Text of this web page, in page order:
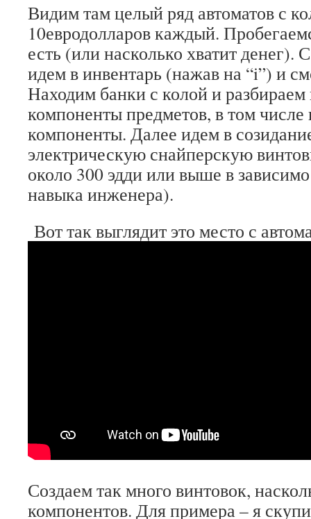
Видим там целый ряд автоматов с
10евродолларов каждый.
есть (или насколько хватит денег).
идем в инвентарь (нажав на “i”) и
Находим банки с колой и разбираем
компоненты предметов, в том
компоненты. Далее идем в
электрическую снайперскую
около 300 эдди или выше в
навыка инженера).
Вот так выглядит это место с
Создаем так много винтовок,
компонентов. Для примера – я